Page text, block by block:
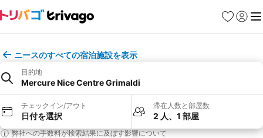
お気に入り
ログイ
メ
ニースのすべての宿泊施設を表示
目的地
Mercure Nice Centre Grimaldi
チェックイン/アウト
日付を選択
滞在人数と部屋数
2 人、1 部屋
弊社への手数料が検索結果に及ぼす影響について